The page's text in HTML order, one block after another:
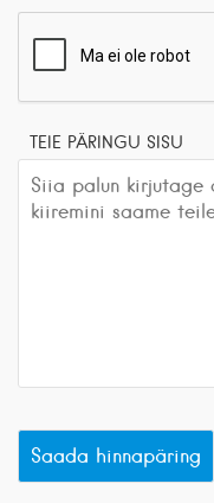
TEIE PÄRINGU SISU